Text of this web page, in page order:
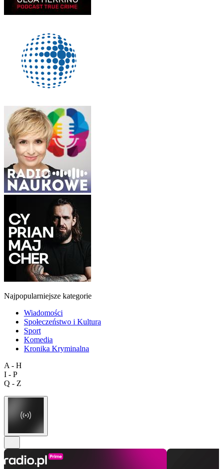
Najpopularniejsze kategorie
Wiadomości
Społeczeństwo i Kultura
Sport
Komedia
Kronika Kryminalna
A - H
I - P
Q - Z